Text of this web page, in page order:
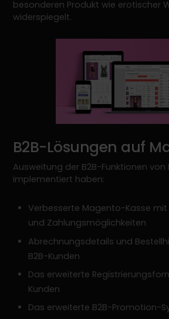
besonderen Produkt wie erotischer
widerspiegelt.
B2B-Lösungen auf
Ausweitung der B2B-Funktionen
implementiert haben:
Verbesserte Magento-Kasse
und Zahlungsmöglichkeiten
Abrechnungsdetails und
B2B-Kunden
Das erweiterte
Kunden
Das erweiterte B2B-Promotion-